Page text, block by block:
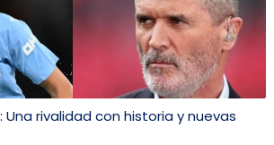
Una rivalidad con historia y nuevas